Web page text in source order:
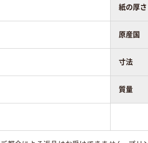
紙の厚さ
原産国
寸法
質量